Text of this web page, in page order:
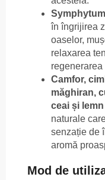
în îngrijirea
oaselor,
relaxarea
Camfor,
măghiran,
ceai și
naturale
senzație de
aromă
Mod de